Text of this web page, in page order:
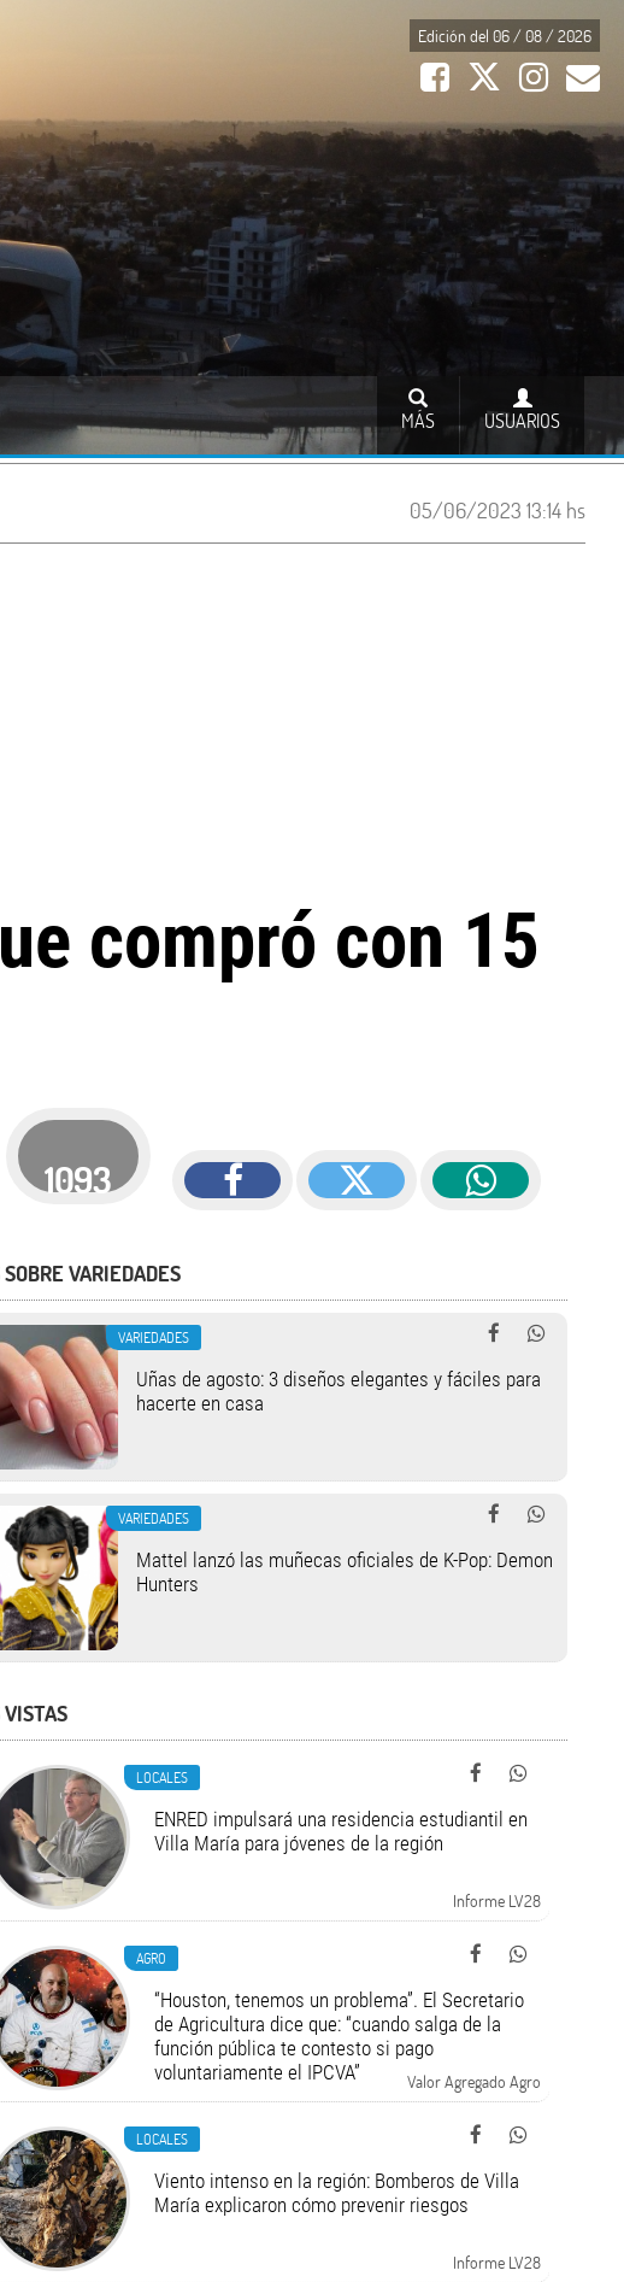
Edición del 06 / 08 / 2026
USUARIOS
MÁS
05/06/2023 13:14 hs
compró con 15
1093
VARIEDADES
VARIEDADES
Uñas de agosto: 3 diseños elegantes y fáciles para
hacerte en casa
VARIEDADES
Mattel lanzó las muñecas oficiales de K-Pop: Demon
Hunters
LOCALES
ENRED impulsará una residencia estudiantil en
Villa María para jóvenes de la región
Informe LV28
AGRO
“Houston, tenemos un problema”. El Secretario
de Agricultura dice que: “cuando salga de la
función pública te contesto si pago
voluntariamente el IPCVA”
Valor Agregado Agro
LOCALES
Viento intenso en la región: Bomberos de Villa
María explicaron cómo prevenir riesgos
Informe LV28